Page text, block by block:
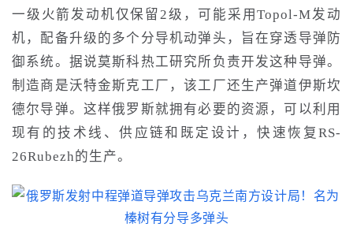
一级火箭发动机仅保留2级 ，可能采用Topol-M发动
机 ， 配备升级的多个分导机动弹头，旨在穿透导弹防
御系统。 据说莫斯科热工研究所 负责开发这种导弹。
制造商是沃特金斯克工厂，该工厂还生产弹道伊斯坎
德尔导弹。 这样俄罗斯就拥有必要的资源，可以利用
现有的技术线、供应链和既定设计，快速恢复RS-
26Rubezh的生产。